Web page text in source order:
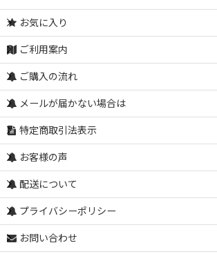
お気に入り
ご利用案内
ご購入の流れ
メールが届かない場合は
特定商取引法表示
お客様の声
配送について
プライバシーポリシー
お問い合わせ